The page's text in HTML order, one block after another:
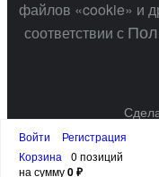
файлов «cookie» и
соответствии с
Войти
Регистрация
Корзина
0 позиций
на сумму0 ₽